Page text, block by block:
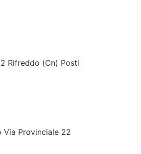
Rifreddo (Cn) Posti
Via Provinciale 22